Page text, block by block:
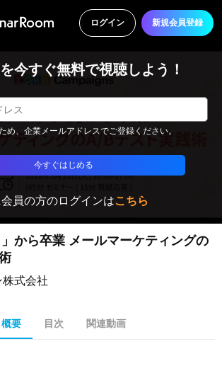
ログイン 新規会員登録
今すぐ無料で視聴しよう！
め、企業メールアドレスでご登録ください。
今すぐはじめる
員の方のログインはこちら
」から卒業 メールマーケティングの
式会社
概要 目次 関連動画